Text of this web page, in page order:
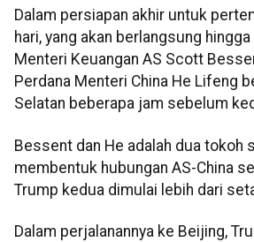
Dalam persiapan akhir untuk
hari, yang akan berlangsung
Menteri Keuangan AS Scott
Perdana Menteri China He Lifeng
Selatan beberapa jam sebelum
Bessent dan He adalah dua tokoh
membentuk hubungan AS-China
Trump kedua dimulai lebih dari
Dalam perjalanannya ke Beijing,